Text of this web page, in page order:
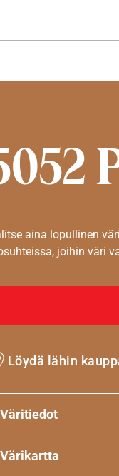
aina lopullinen
joihin väri
Löydä lähin
Väritiedot
Värikartta